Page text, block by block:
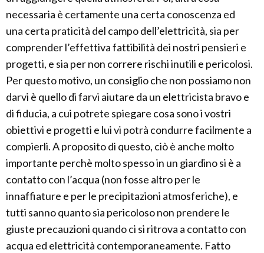
necessaria è certamente una certa conoscenza ed
una certa praticità del campo dell’elettricità, sia per
comprender l’effettiva fattibilità dei nostri pensieri e
progetti, e sia per non correre rischi inutili e pericolosi.
Per questo motivo, un consiglio che non possiamo non
darvi è quello di farvi aiutare da un elettricista bravo e
di fiducia, a cui potrete spiegare cosa sono i vostri
obiettivi e progetti e lui vi potrà condurre facilmente a
compierli. A proposito di questo, ciò è anche molto
importante perchè molto spesso in un giardino si è a
contatto con l’acqua (non fosse altro per le
innaffiature e per le precipitazioni atmosferiche), e
tutti sanno quanto sia pericoloso non prendere le
giuste precauzioni quando ci si ritrova a contatto con
acqua ed elettricità contemporaneamente. Fatto